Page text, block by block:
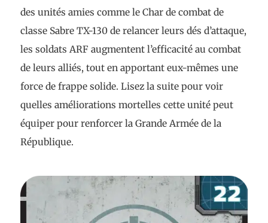
des unités amies comme le Char de combat de
classe Sabre TX-130 de relancer leurs dés d’attaque,
les soldats ARF augmentent l’efficacité au combat
de leurs alliés, tout en apportant eux-mêmes une
force de frappe solide. Lisez la suite pour voir
quelles améliorations mortelles cette unité peut
équiper pour renforcer la Grande Armée de la
République.